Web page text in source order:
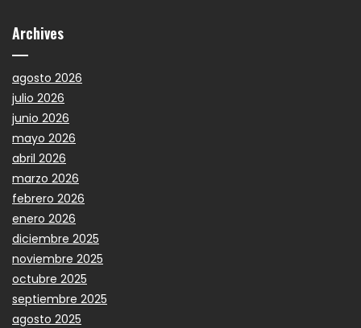
Archives
agosto 2026
julio 2026
junio 2026
mayo 2026
abril 2026
marzo 2026
febrero 2026
enero 2026
diciembre 2025
noviembre 2025
octubre 2025
septiembre 2025
agosto 2025